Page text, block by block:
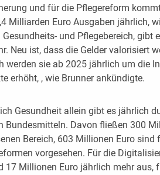
und für die Pflegereform
Milliarden Euro Ausgaben jährlich,
Gesundheits- und Pflegebereich, gibt
Neu ist, dass die Gelder valorisiert
werden sie ab 2025 jährlich um die
erhöht, , wie Brunner ankündigte.
Gesundheit allein gibt es jährlich
Bundesmitteln. Davon fließen 300
Bereich, 603 Millionen Euro
vorgesehen. Für die
17 Millionen Euro jährlich mehr aus,